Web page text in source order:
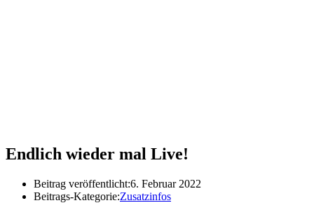
Endlich wieder mal Live!
Beitrag veröffentlicht:6. Februar 2022
Beitrags-Kategorie:Zusatzinfos